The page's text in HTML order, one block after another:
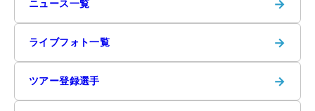
ニュース一覧 →
ライブフォト一覧 →
ツアー登録選手 →